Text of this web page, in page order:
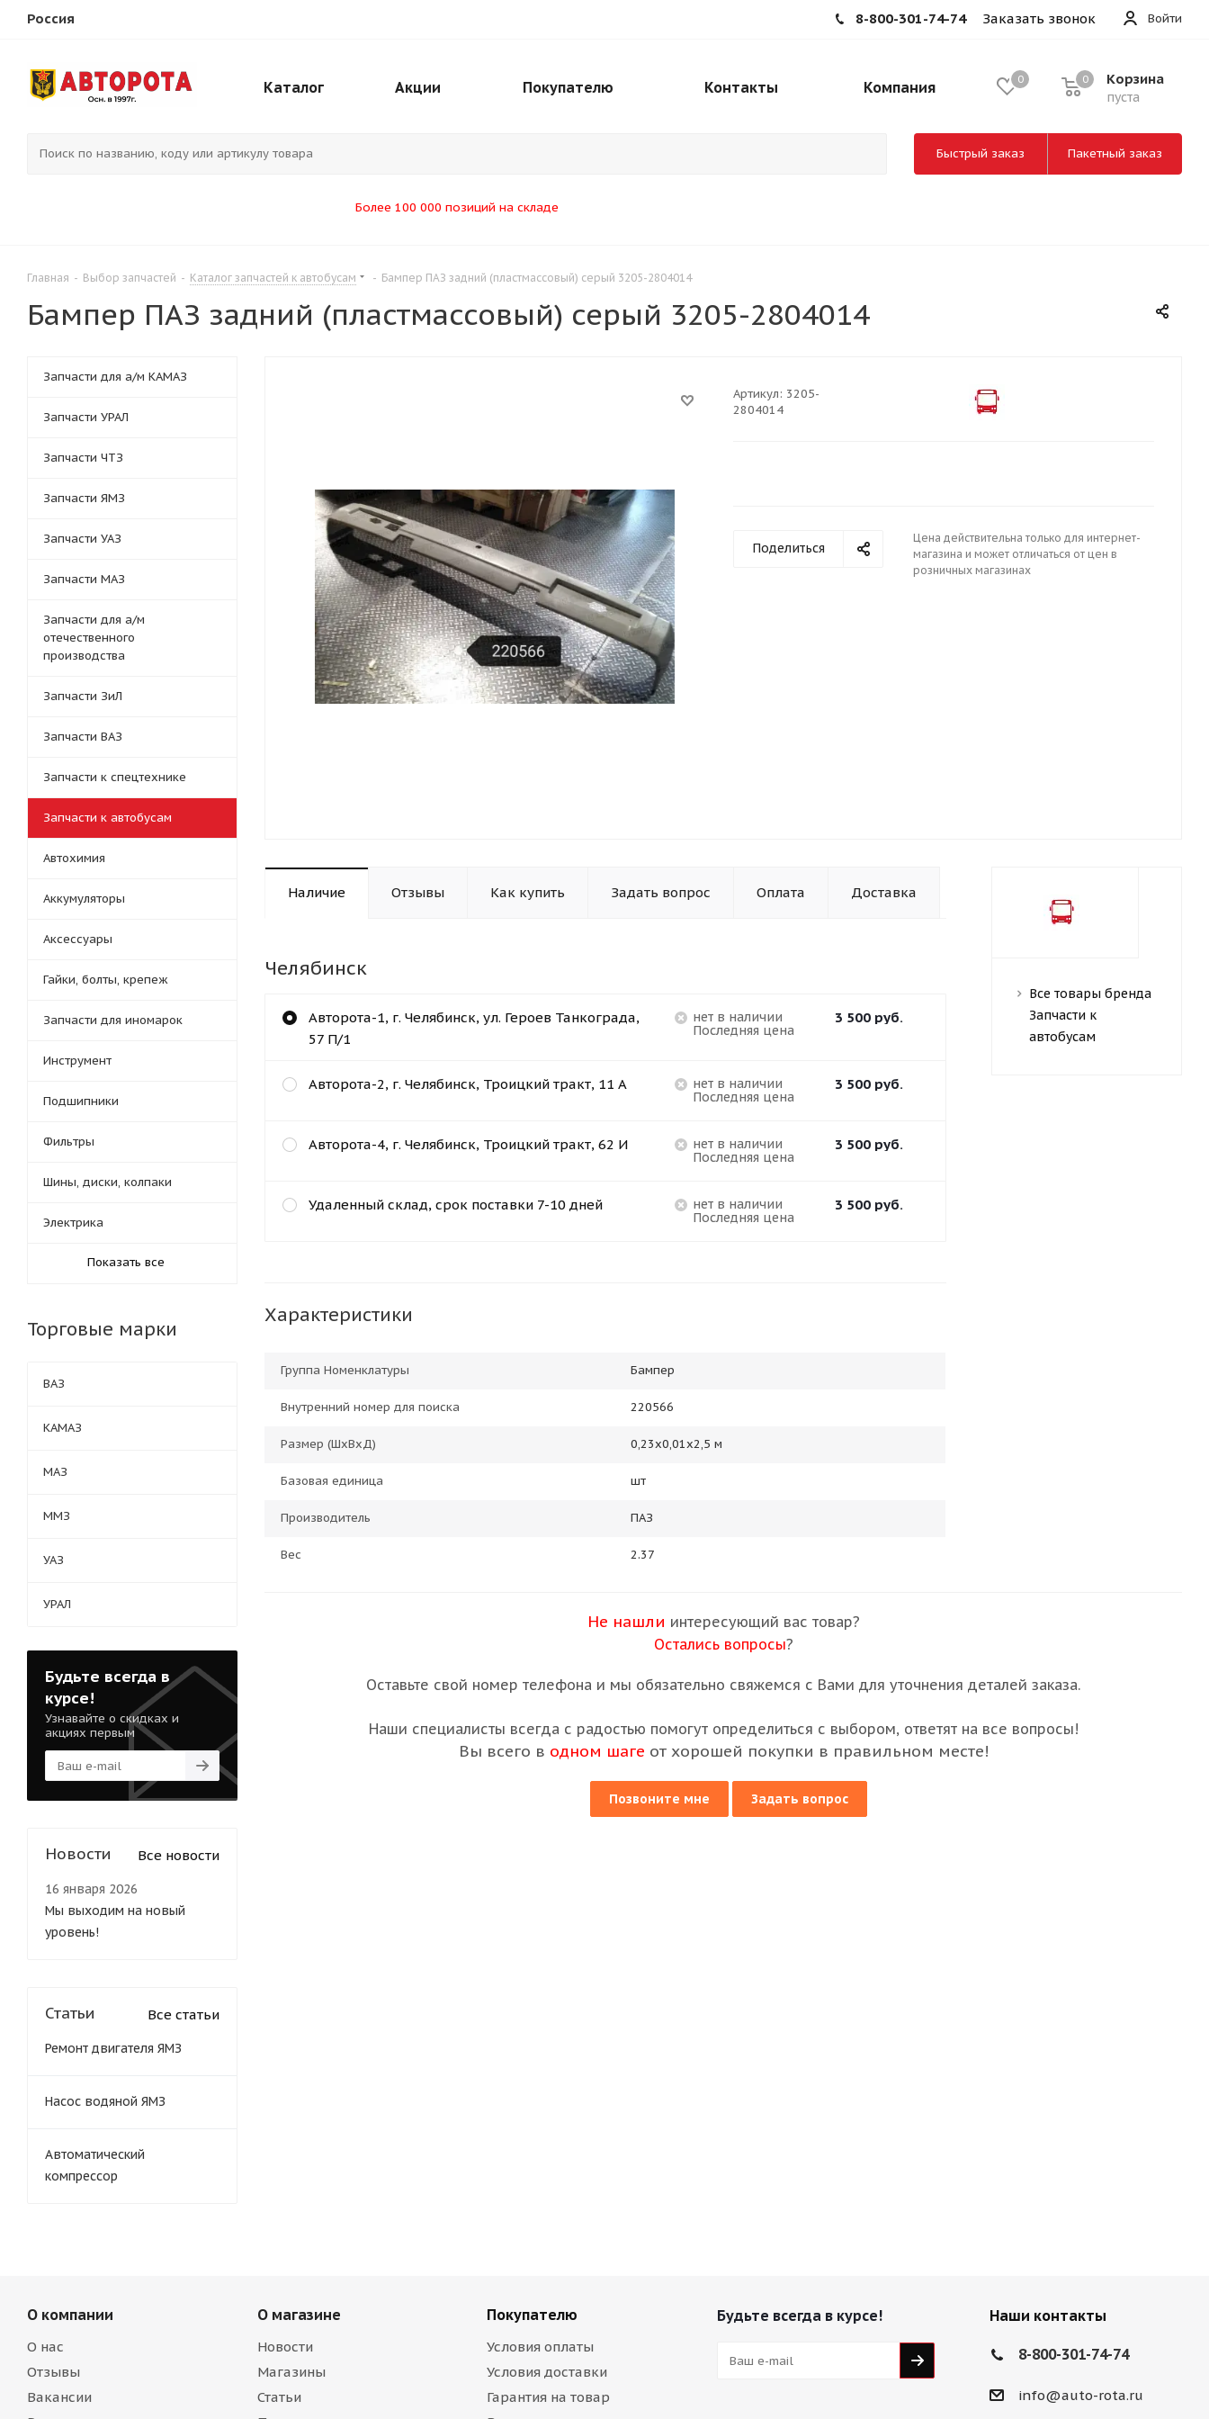
Россия Войти
8-800-301-74-74 Заказать звонок
0 Корзина
пуста
0
Каталог Акции Покупателю Контакты Компания
Более 100 000 позиций на складе
Быстрый заказ Пакетный заказ
Главная - Выбор запчастей - Каталог запчастей к автобусам - Бампер ПАЗ задний (пластмассовый) серый 3205-2804014
Бампер ПАЗ задний (пластмассовый) серый 3205-2804014
Артикул: 3205-
2804014
Поделиться
Цена действительна только для интернет-
магазина и может отличаться от цен в
розничных магазинах
Наличие Отзывы Как купить Задать вопрос Оплата Доставка
Челябинск
Нет в наличии
Последняя цена
3 500руб.
Авторота-1, г. Челябинск, ул. Героев Танкограда,
57 П/1
Нет в наличии
Последняя цена
3 500руб.
Авторота-2, г. Челябинск, Троицкий тракт, 11 А
Нет в наличии
Последняя цена
3 500руб.
Авторота-4, г. Челябинск, Троицкий тракт, 62 И
Нет в наличии
Последняя цена
3 500руб.
Удаленный склад, срок поставки 7-10 дней
Характеристики
Группа Номенклатуры Бампер
Внутренний номер для поиска 220566
Размер (ШхВхД) 0,23х0,01х2,5 м
Базовая единица шт
Производитель ПАЗ
Вес 2.37
Все товары бренда
Запчасти к
автобусам
Не нашли интересующий вас товар?
Остались вопросы?
Оставьте свой номер телефона и мы обязательно свяжемся с Вами для уточнения деталей заказа.
Наши специалисты всегда с радостью помогут определиться с выбором, ответят на все вопросы!
Вы всего в одном шаге от хорошей покупки в правильном месте!
Позвоните мне Задать вопрос
Запчасти для а/м КАМАЗ
Запчасти УРАЛ
Запчасти ЧТЗ
Запчасти ЯМЗ
Запчасти УАЗ
Запчасти МАЗ
Запчасти для а/м
отечественного
производства
Запчасти ЗиЛ
Запчасти ВАЗ
Запчасти к спецтехнике
Запчасти к автобусам
Автохимия
Аккумуляторы
Аксессуары
Гайки, болты, крепеж
Запчасти для иномарок
Инструмент
Подшипники
Фильтры
Шины, диски, колпаки
Электрика
Показать все
Торговые марки
ВАЗ
КАМАЗ
МАЗ
ММЗ
УАЗ
УРАЛ
Будьте всегда в
курсе!
Узнавайте о скидках и
акциях первым
Новости Все новости
16 января 2026
Мы выходим на новый
уровень!
Статьи Все статьи
Ремонт двигателя ЯМЗ
Насос водяной ЯМЗ
Автоматический
компрессор
О компании
О нас
Отзывы
Вакансии
О магазине
Новости
Магазины
Статьи
Покупателю
Условия оплаты
Условия доставки
Гарантия на товар
Будьте всегда в курсе! Наши контакты
8-800-301-74-74
info@auto-rota.ru